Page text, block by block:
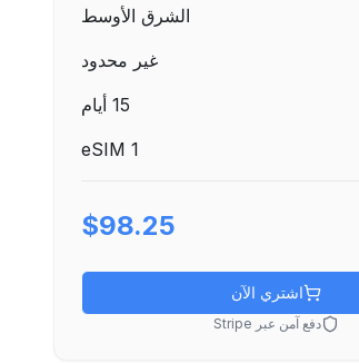
الشرق الأوسط
غير محدود
15 أيام
1
$98.25
اشتري الآن
دفع آمن عبر Stripe